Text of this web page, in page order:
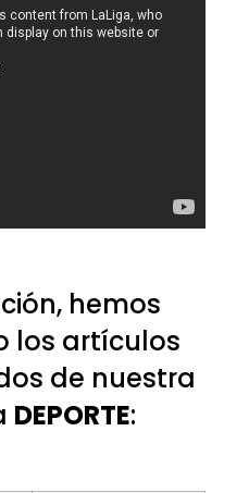
hemos
los artículos
de nuestra
DEPORTE: